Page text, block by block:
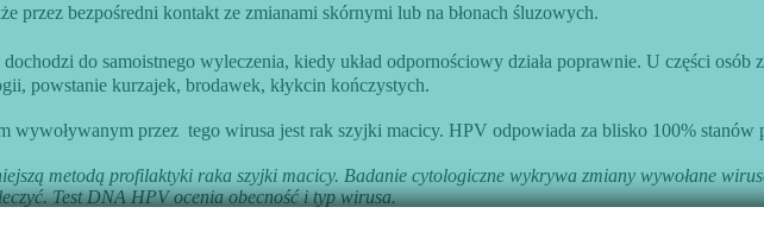
przez bezpośredni kontakt ze zmianami skórnymi lub na błonach śluzowych.
do samoistnego wyleczenia, kiedy układ odpornościowy działa poprawnie. U części osób
powstanie kurzajek, brodawek, kłykcin kończystych.
wywoływanym przez tego wirusa jest rak szyjki macicy. HPV odpowiada za blisko 100% stanów
metodą profilaktyki raka szyjki macicy. Badanie cytologiczne wykrywa zmiany wywołane
Test DNA HPV ocenia obecność i typ wirusa.